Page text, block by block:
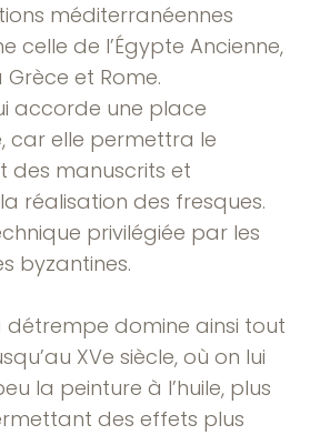
méditerranéennes
celle de l’Égypte Ancienne,
Grèce et Rome.
accorde une place
car elle permettra le
des manuscrits et
réalisation des fresques.
privilégiée par les
byzantines.
détrempe domine ainsi tout
XVe siècle, où on lui
la peinture à l’huile, plus
des effets plus